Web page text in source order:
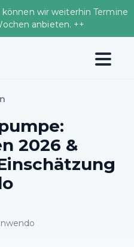
wir weiterhin Termine
anbieten. ++
2026 &